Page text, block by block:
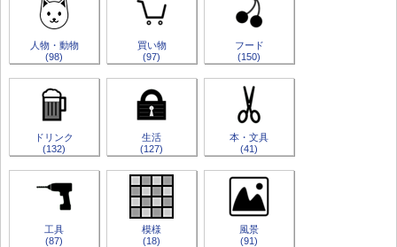
人物・動物
(98)
買い物
(97)
フード
(150)
ドリンク
(132)
生活
(127)
本・文具
(41)
工具
(87)
模様
(18)
風景
(91)